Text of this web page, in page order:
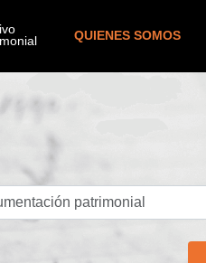
QUIENES SOMOS